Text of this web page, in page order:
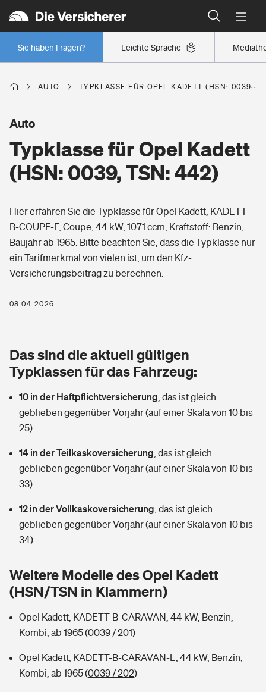
Leichte Sprache
Sie haben Fragen?
Wer versichert was: Jetzt Versicherer finden
Regionalklassen: So ist Ihre Region eingestuft
Wer versichert was: Jetzt Versicherer finden
Berufsunfähigkeitsversicherung
Erwerbsunfähigkeitsversicherung
Grundfähigkeitsversicherung
Arbeitsrechtsschutz
Berufshaftpflichtversicherung
Zur Übersicht
Tools
Wer versichert was: Jetzt Versicherer finden
Sie haben Fragen?
Wohnen
Hausratversicherung
Glasversicherung
Mietkautionsversicherung
Restkreditversicherung
Zur Übersicht
Tools
Wer versichert was: Jetzt Versicherer finden
Sie haben Fragen?
Freizeit
Pri­vate Haft­pflicht­
Kinderunfall­ver­si­che­rung
Kinderinvalidität
Hundehalter-Haftpflicht
Handyversicherung
Musikinstrumentenversicherung
Zur Übersicht
Tools
Gesundheit
Private Krankenversicherung
Dread-Disease-Versicherung
Tierkrankenversicherung
Zur Übersicht
Tools
Wer versichert was: Jetzt Versicherer finden
Sie haben Fragen?
Rentenrechner: Wie viel Geld bekomme ich im Alter?
AUTO TYPKLASSE FÜR OPEL KADETT (HSN: 0039,
Typklasse für Opel Kadett
(HSN: 0039, TSN: 442)
Auto
Hier erfahren Sie die Typklasse für Opel Kadett, KADETT-
B-COUPE-F, Coupe, 44 kW, 1071 ccm, Kraftstoff: Benzin,
Baujahr ab 1965. Bitte beachten Sie, dass die Typklasse nur
ein Tarifmerkmal von vielen ist, um den Kfz-
Versicherungsbeitrag zu berechnen.
08.04.2026
Das sind die aktuell gültigen
Typklassen für das Fahrzeug:
10 in der Haftpflichtversicherung das ist gleich
geblieben gegenüber Vorjahr (auf einer Skala von 10 bis
25)
14 in der Teilkaskoversicherung das ist gleich
geblieben gegenüber Vorjahr (auf einer Skala von 10 bis
33)
12 in der Vollkaskoversicherung das ist gleich
geblieben gegenüber Vorjahr (auf einer Skala von 10 bis
34)
Weitere Modelle des Opel Kadett
(HSN/TSN in Klammern)
Opel Kadett, KADETT-B-CARAVAN, 44 kW, Benzin,
Kombi, ab 1965(0039 / 201)
Opel Kadett, KADETT-B-CARAVAN-L, 44 kW, Benzin,
Kombi, ab 1965(0039 / 202)